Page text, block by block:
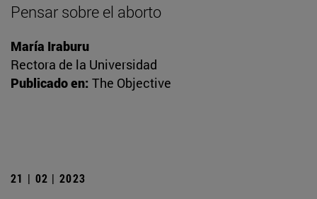
Pensar sobre el aborto
María Iraburu
Rectora de la Universidad
Publicado en: The Objective
21 | 02 | 2023